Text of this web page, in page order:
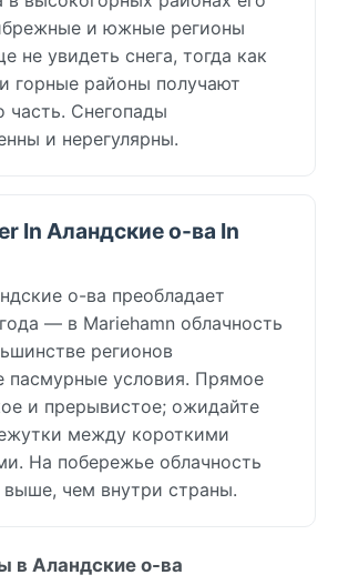
и южные регионы
не увидеть снега, тогда как
горные районы получают
часть. Снегопады
и нерегулярны.
In Аландские о-ва In
о-ва преобладает
— в Mariehamn облачность
регионов
пасмурные условия. Прямое
и прерывистое; ожидайте
между короткими
На побережье облачность
чем внутри страны.
в Аландские о-ва